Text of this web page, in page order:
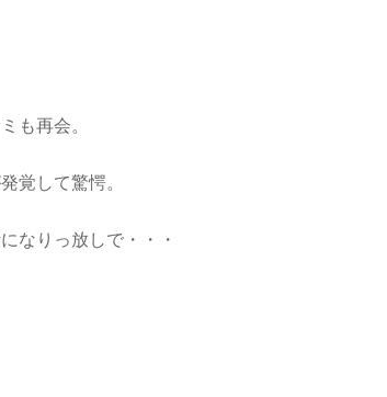
も再会。
覚して驚愕。
なりっ放しで・・・